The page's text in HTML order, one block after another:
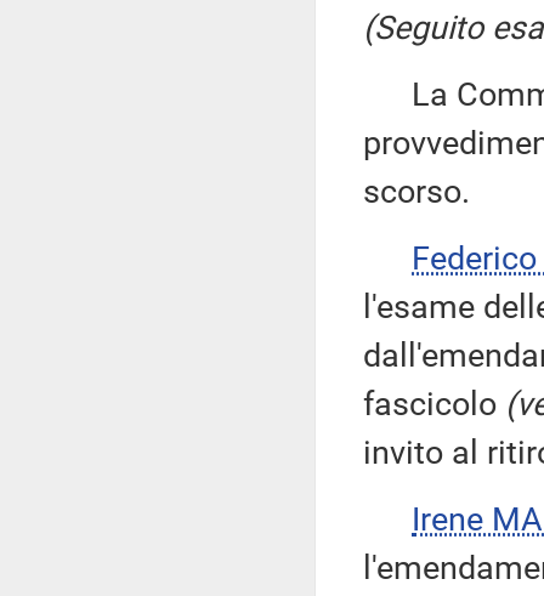
(Seguito
La
scorso.
l'esame
fascicolo
invito al
Irene